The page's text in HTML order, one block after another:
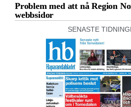
Problem med att nå Region
webbsidor
SENASTE